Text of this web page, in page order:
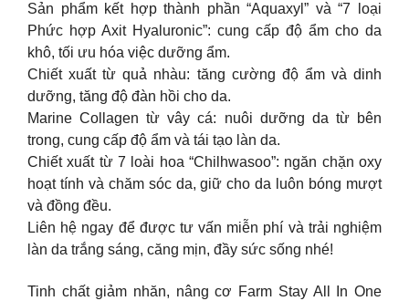
Sản phẩm kết hợp thành phần “Aquaxyl” và “7 loại
Phức hợp Axit Hyaluronic”: cung cấp độ ẩm cho da
khô, tối ưu hóa việc dưỡng ẩm.
Chiết xuất từ quả nhàu: tăng cường độ ẩm và dinh
dưỡng, tăng độ đàn hồi cho da.
Marine Collagen từ vây cá: nuôi dưỡng da từ bên
trong, cung cấp độ ẩm và tái tạo làn da.
Chiết xuất từ 7 loài hoa “Chilhwasoo”: ngăn chặn oxy
hoạt tính và chăm sóc da, giữ cho da luôn bóng mượt
và đồng đều.
Liên hệ ngay để được tư vấn miễn phí và trải nghiệm
làn da trắng sáng, căng mịn, đầy sức sống nhé!
Tinh chất giảm nhăn, nâng cơ Farm Stay All In One